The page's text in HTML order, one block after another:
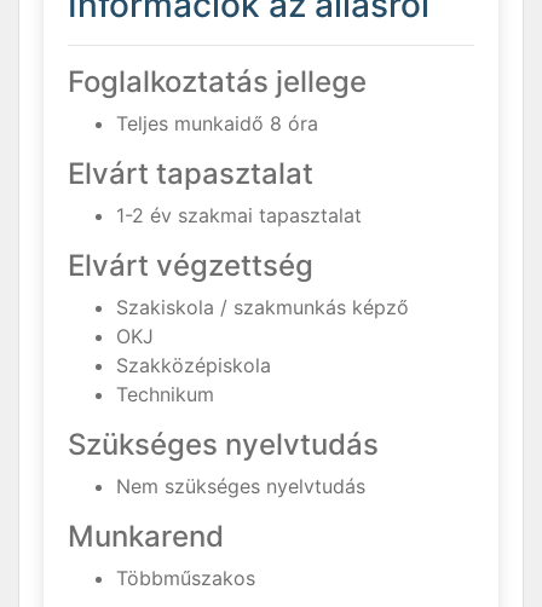
Foglalkoztatás jellege
Teljes munkaidő 8 óra
Elvárt tapasztalat
1-2 év szakmai tapasztalat
Elvárt végzettség
Szakiskola / szakmunkás képző
OKJ
Szakközépiskola
Technikum
Szükséges nyelvtudás
Nem szükséges nyelvtudás
Munkarend
Többműszakos